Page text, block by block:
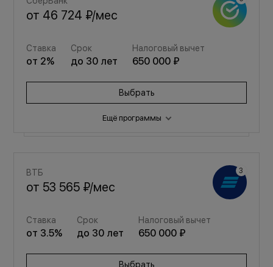
от 46 724 ₽/мес
Ставка
от 2%
Срок
до 30 лет
Налоговый вычет
650 000 ₽
Выбрать
Ещё программы
от62 564 ₽ /мес
от3.5% до30 650 000 ₽
Выбрать
ВТБ
от 53 565 ₽/мес
Ставка
от 3.5%
Срок
до 30 лет
Налоговый вычет
650 000 ₽
Выбрать